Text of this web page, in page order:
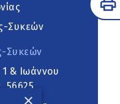
Συκεών
Συκεών
& Ιωάννου
56625